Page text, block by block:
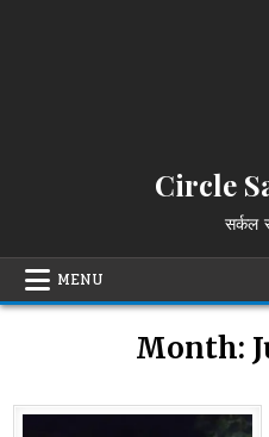
Circle
सर्कल
MENU
Month: